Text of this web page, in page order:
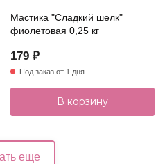
Мастика "Сладкий шелк"
фиолетовая 0,25 кг
179 ₽
Под заказ от 1 дня
В корзину
еще